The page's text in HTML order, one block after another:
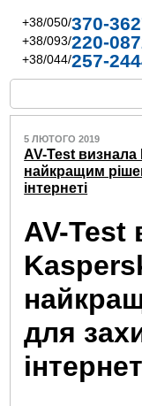
+38/050/370-
+38/093/220-
+38/044/257-
5 ЛЮТОГО 2019
AV-Test
найкращим
інтернеті
AV-Test
для